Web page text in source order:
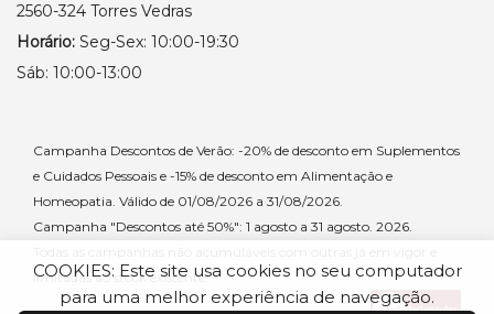
COOKIES: Este site usa cookies no seu computador
para uma melhor experiência de navegação.
2560-324 Torres Vedras
Horário: Seg-Sex: 10:00-19:30
Sáb: 10:00-13:00
Campanha Descontos de Verão: -20% de desconto em Suplementos
e Cuidados Pessoais e -15% de desconto em Alimentação e
Homeopatia. Válido de 01/08/2026 a 31/08/2026.
Campanha "Descontos até 50%": 1 agosto a 31 agosto. 2026.
limitadas ao stock existente.